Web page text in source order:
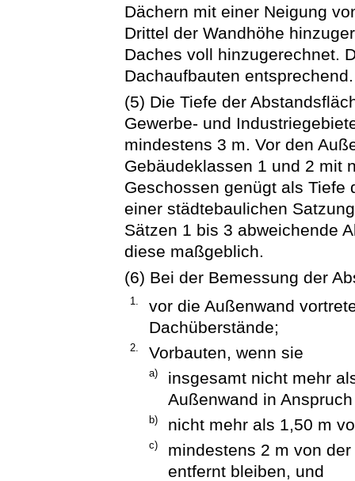
Dächern mit einer Neigung
Drittel der Wandhöhe
Daches voll hinzugerechnet.
Dachaufbauten
(5) Die Tiefe der
Gewerbe- und
mindestens 3 m. Vor den
Gebäudeklassen 1 und 2 mit
Geschossen genügt als Tiefe
einer städtebaulichen
Sätzen 1 bis 3 abweichende
diese maßgeblich.
(6) Bei der Bemessung der
1.
vor die Außenwand
Dachüberstände;
2. Vorbauten, wenn sie
a)
insgesamt nicht mehr
Außenwand in
b) nicht mehr als 1,50 m
c)
mindestens 2 m von
entfernt bleiben, und